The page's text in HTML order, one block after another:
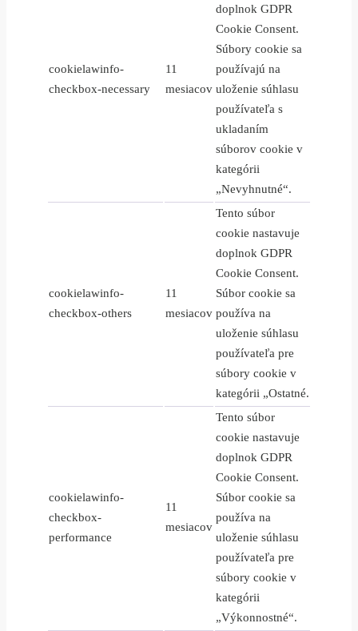
cookielawinfo-
checkbox-necessary
11
mesiacov
doplnok GDPR
Cookie Consent.
Súbory cookie sa
používajú na
uloženie súhlasu
používateľa s
ukladaním
súborov cookie v
kategórii
„Nevyhnutné“.
cookielawinfo-
checkbox-others
11
mesiacov
Tento súbor
cookie nastavuje
doplnok GDPR
Cookie Consent.
Súbor cookie sa
používa na
uloženie súhlasu
používateľa pre
súbory cookie v
kategórii „Ostatné.
cookielawinfo-
checkbox-
performance
11
mesiacov
Tento súbor
cookie nastavuje
doplnok GDPR
Cookie Consent.
Súbor cookie sa
používa na
uloženie súhlasu
používateľa pre
súbory cookie v
kategórii
„Výkonnostné“.